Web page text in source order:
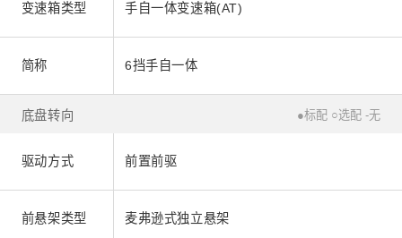
变速箱类型 手自一体变速箱(AT)
简称 6挡手自一体
底盘转向 ●标配 ○选配 -无
驱动方式 前置前驱
前悬架类型 麦弗逊式独立悬架